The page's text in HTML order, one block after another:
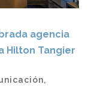
agencia
Hilton Tangier
,